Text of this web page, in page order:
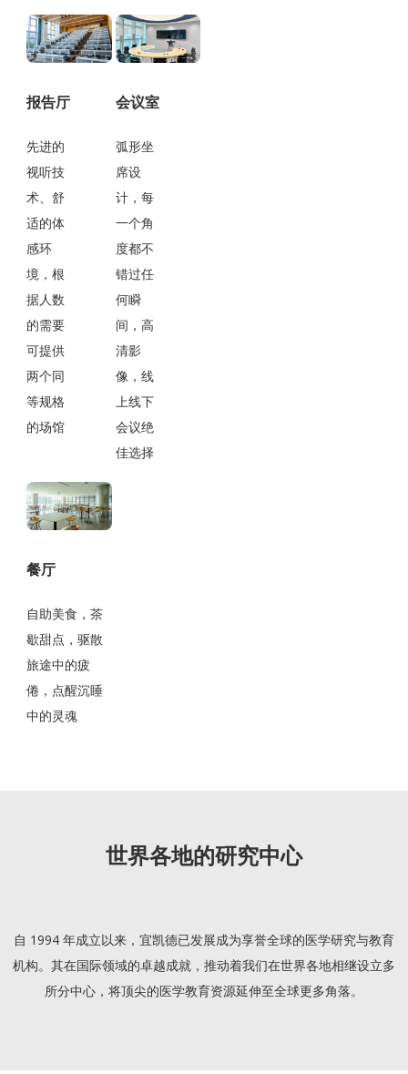
报告厅
先进的
视听技
术、舒
适的体
感环
境，根
据人数
的需要
可提供
两个同
等规格
的场馆
会议室
弧形坐
席设
计，每
一个角
度都不
错过任
何瞬
间，高
清影
像，线
上线下
会议绝
佳选择
餐厅
自助美食，茶
歇甜点，驱散
旅途中的疲
倦，点醒沉睡
中的灵魂
世界各地的研究中心
自 1994 年成立以来，宜凯德已发展成为享誉全球的医学研究与教育
机构。其在国际领域的卓越成就，推动着我们在世界各地相继设立多
所分中心，将顶尖的医学教育资源延伸至全球更多角落。